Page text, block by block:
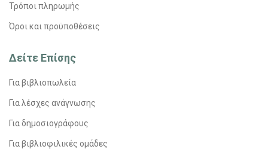
Τρόποι πληρωμής
Όροι και προϋποθέσεις
Δείτε Επίσης
Για βιβλιοπωλεία
Για λέσχες ανάγνωσης
Για δημοσιογράφους
Για βιβλιοφιλικές ομάδες